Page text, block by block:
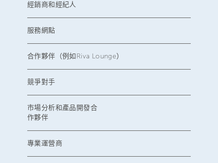
經銷商和經紀人
服務網點
合作夥伴（例如Riva Lounge）
競爭對手
市場分析和產品開發合
作夥伴
專業運營商